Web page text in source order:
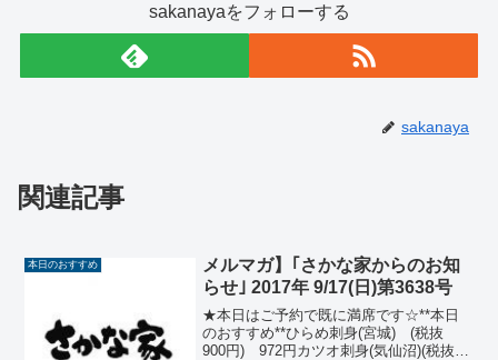
sakanayaをフォローする
sakanaya
関連記事
本日のおすすめ
メルマガ】｢さかな家からのお知
らせ｣ 2017年 9/17(日)第3638号
★本日はご予約で既に満席です☆**本日
のおすすめ**ひらめ刺身(宮城) (税抜
900円) 972円カツオ刺身(気仙沼)(税抜